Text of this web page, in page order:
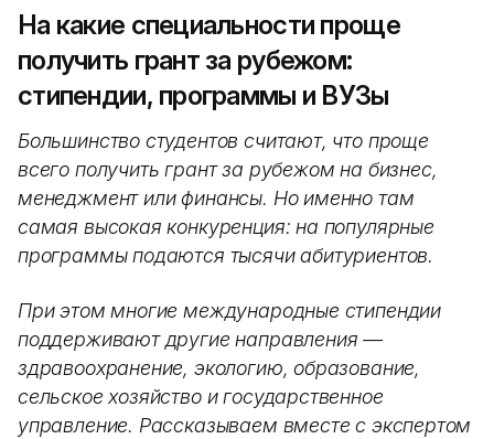
На какие специальности проще
получить грант за рубежом:
стипендии, программы и ВУЗы
Большинство студентов считают, что проще
всего получить грант за рубежом на бизнес,
менеджмент или финансы. Но именно там
самая высокая конкуренция: на популярные
программы подаются тысячи абитуриентов.
При этом многие международные стипендии
поддерживают другие направления —
здравоохранение, экологию, образование,
сельское хозяйство и государственное
управление. Рассказываем вместе с экспертом